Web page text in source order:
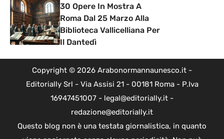
30 Opere In Mostra A
Roma Dal 25 Marzo Alla
Biblioteca Vallicelliana Per
Il Dantedì
Copyright © 2026 Arabonormannaunesco.it -
Editorially Srl - Via Assisi 21 - 00181 Roma - P.Iva
16947451007 - legal@editorially.it -
redazione@editorially.it
Questo blog non è una testata giornalistica, in quanto